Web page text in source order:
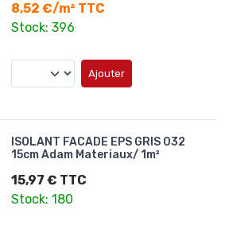
8,52 €/m² TTC
Stock: 396
Ajouter
ISOLANT FACADE EPS GRIS 032
15cm Adam Materiaux/ 1m²
15,97 € TTC
Stock: 180